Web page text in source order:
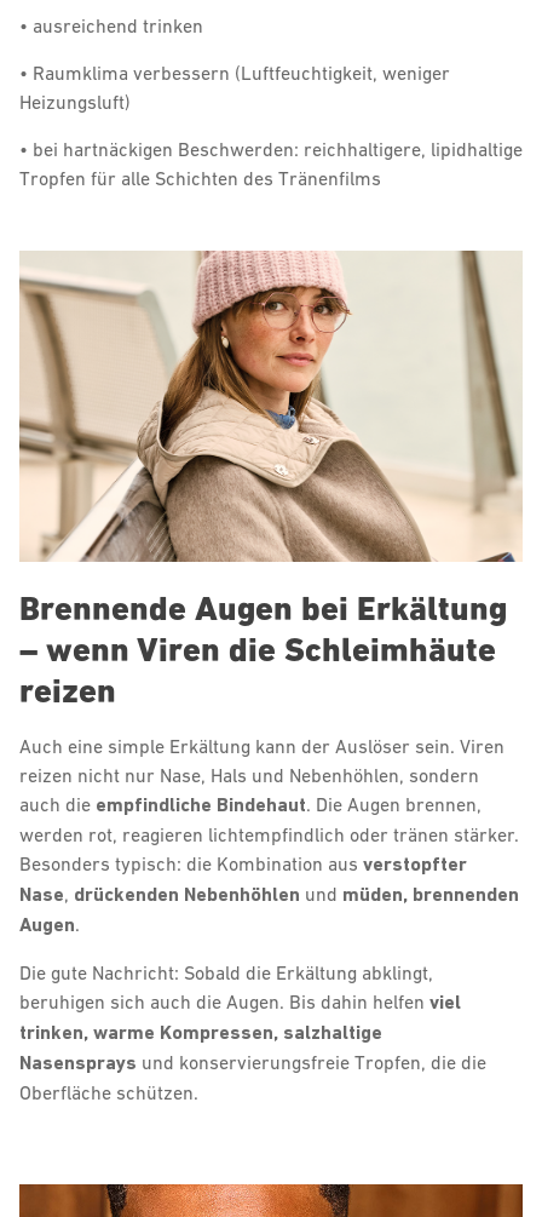
• ausreichend trinken
• Raumklima verbessern (Luftfeuchtigkeit, weniger
Heizungsluft)
• bei hartnäckigen Beschwerden: reichhaltigere, lipidhaltige
Tropfen für alle Schichten des Tränenfilms
Brennende Augen bei Erkältung
– wenn Viren die Schleimhäute
reizen
Auch eine simple Erkältung kann der Auslöser sein. Viren
reizen nicht nur Nase, Hals und Nebenhöhlen, sondern
auch die empfindliche Bindehaut. Die Augen brennen,
werden rot, reagieren lichtempfindlich oder tränen stärker.
Besonders typisch: die Kombination aus verstopfter
Nase, drückenden Nebenhöhlen und müden, brennenden
Augen.
Die gute Nachricht: Sobald die Erkältung abklingt,
beruhigen sich auch die Augen. Bis dahin helfen viel
trinken, warme Kompressen, salzhaltige
Nasensprays und konservierungsfreie Tropfen, die die
Oberfläche schützen.